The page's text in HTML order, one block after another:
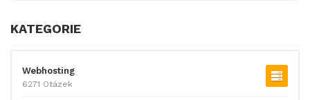
KATEGORIE
Webhosting
6271 Otázek